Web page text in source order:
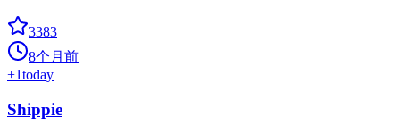
3383
8个月前
+1today
Shippie